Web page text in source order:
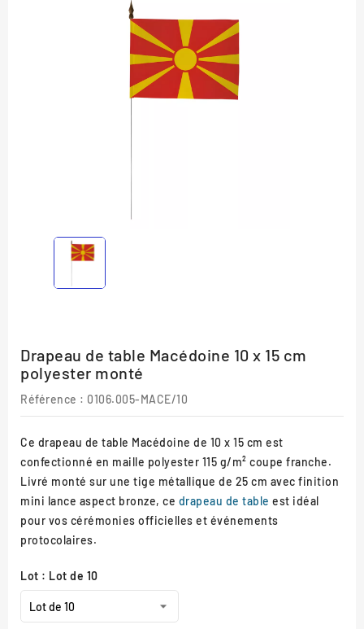
Drapeau de table Macédoine 10 x 15 cm
polyester monté
Référence : 0106.005-MACE/10
Ce drapeau de table Macédoine de 10 x 15 cm est
confectionné en maille polyester 115 g/m² coupe franche.
Livré monté sur une tige métallique de 25 cm avec finition
mini lance aspect bronze, ce drapeau de table est idéal
pour vos cérémonies officielles et événements
protocolaires.
Lot : Lot de 10